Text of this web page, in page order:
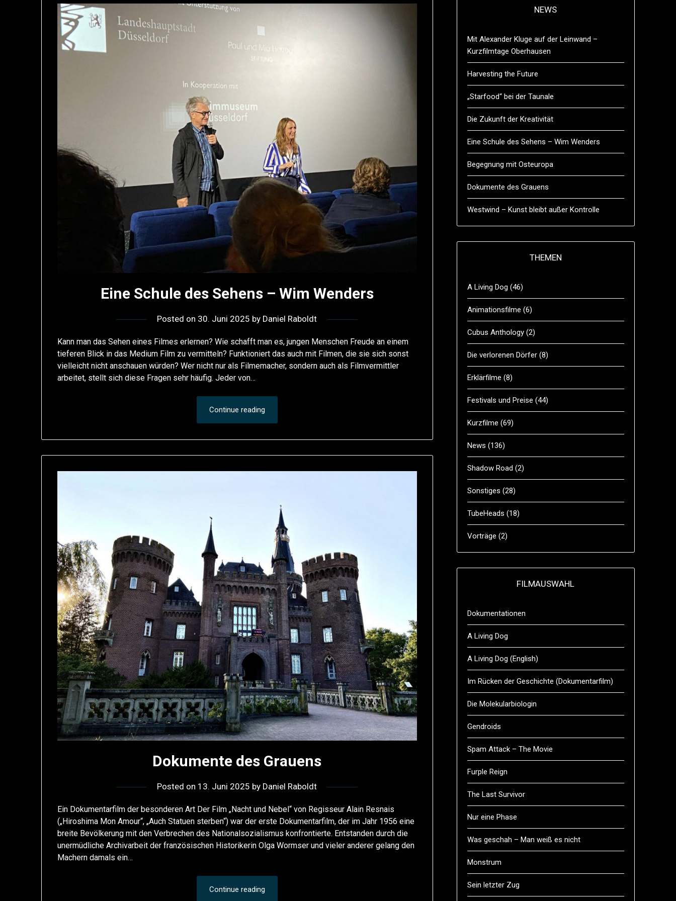
Eine Schule des Sehens – Wim Wenders
Posted on 30. Juni 2025 by Daniel Raboldt
Kann man das Sehen eines Filmes erlernen? Wie schafft man es, jungen Menschen Freude an einem
tieferen Blick in das Medium Film zu vermitteln? Funktioniert das auch mit Filmen, die sie sich sonst
vielleicht nicht anschauen würden? Wer nicht nur als Filmemacher, sondern auch als Filmvermittler
arbeitet, stellt sich diese Fragen sehr häufig. Jeder von…
Continue reading
Dokumente des Grauens
Posted on 13. Juni 2025 by Daniel Raboldt
Ein Dokumentarfilm der besonderen Art Der Film „Nacht und Nebel“ von Regisseur Alain Resnais
(„Hiroshima Mon Amour“, „Auch Statuen sterben“) war der erste Dokumentarfilm, der im Jahr 1956 eine
breite Bevölkerung mit den Verbrechen des Nationalsozialismus konfrontierte. Entstanden durch die
unermüdliche Archivarbeit der französischen Historikerin Olga Wormser und vieler anderer gelang den
Machern damals ein…
Continue reading
NEWS
Mit Alexander Kluge auf der Leinwand –
Kurzfilmtage Oberhausen
Harvesting the Future
„Starfood“ bei der Taunale
Die Zukunft der Kreativität
Eine Schule des Sehens – Wim Wenders
Begegnung mit Osteuropa
Dokumente des Grauens
Westwind – Kunst bleibt außer Kontrolle
THEMEN
A Living Dog (46)
Animationsfilme (6)
Cubus Anthology(2)
Die verlorenen Dörfer(8)
Erklärfilme (8)
Festivals und Preise (44)
Kurzfilme (69)
News (136)
Shadow Road (2)
Sonstiges (28)
TubeHeads (18)
Vorträge (2)
FILMAUSWAHL
Dokumentationen
A Living Dog
A Living Dog (English)
Im Rücken der Geschichte (Dokumentarfilm)
Die Molekularbiologin
Gendroids
Spam Attack – The Movie
Furple Reign
The Last Survivor
Nur eine Phase
Was geschah – Man weiß es nicht
Monstrum
Sein letzter Zug